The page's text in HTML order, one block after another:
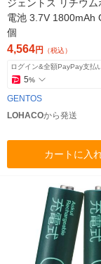
ジェントス リチウ
電池 3.7V 1800mAh
個
4,564円 （税込）
ログイン&全額PayPay支払
5%
GENTOS
LOHACOから発送
カートに入